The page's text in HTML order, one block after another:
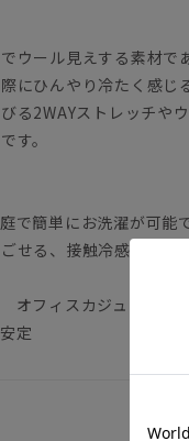
ウール見えする素材で
にひんやり冷たく感じ
2WAYストレッチや
す。
で簡単にお洗濯が可能で
せる、接触冷感性のあ
オフィスカジュアル
定